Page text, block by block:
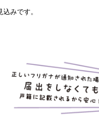
みです。